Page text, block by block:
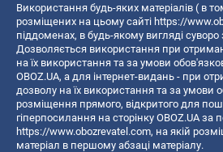
Використання будь-яких матеріалів ( в
розміщених на цьому сайті https://
піддоменах, в будь-якому вигляді суворо
Дозволяється використання при
на їх використання та за умови
OBOZ.UA, а для інтернет-видань - при
дозволу на їх використання та за умови
розміщення прямого, відкритого для
гіперпосилання на сторінку OBOZ.UA за
https://www.obozrevatel.com, на якій
матеріал в першому абзаці матеріалу.